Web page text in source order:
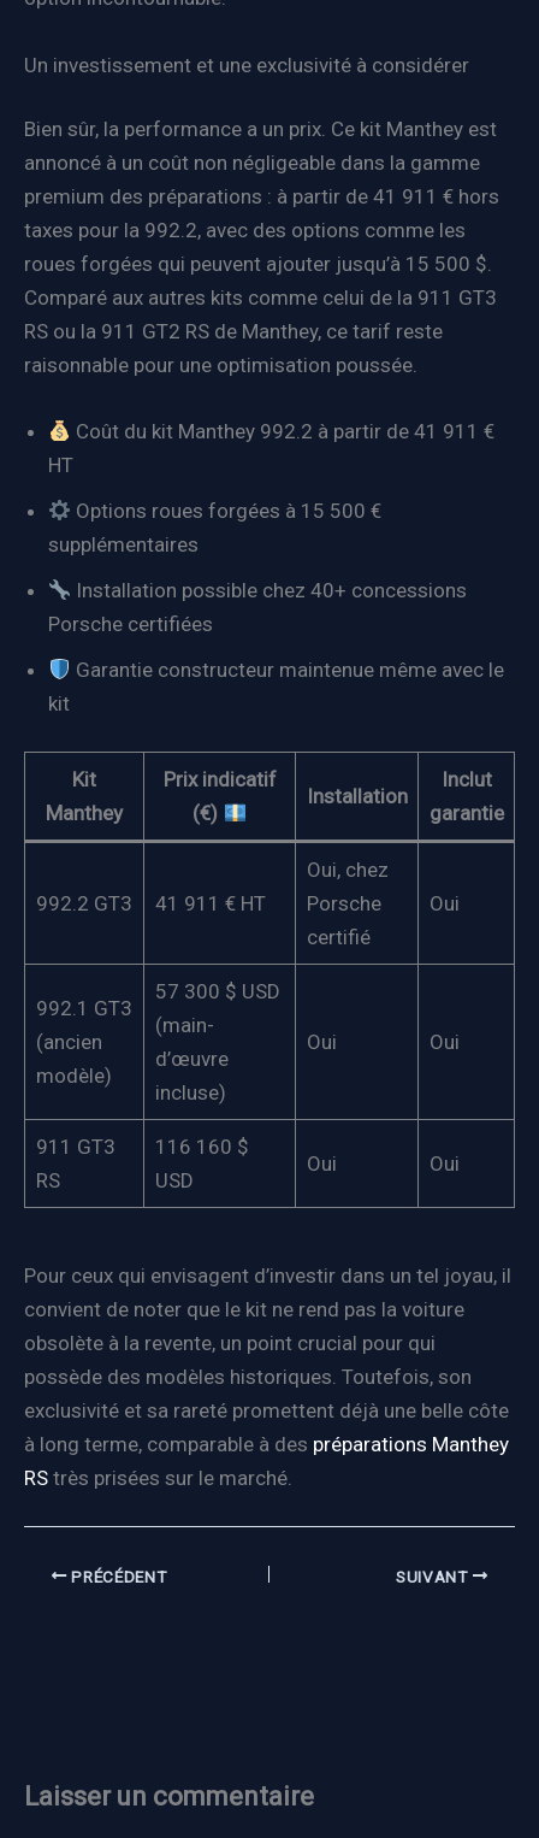
Un investissement et une exclusivité à considérer
Bien sûr, la performance a un prix. Ce kit Manthey est
annoncé à un coût non négligeable dans la gamme
premium des préparations : à partir de 41 911 € hors
taxes pour la 992.2, avec des options comme les
roues forgées qui peuvent ajouter jusqu’à 15 500 $.
Comparé aux autres kits comme celui de la 911 GT3
RS ou la 911 GT2 RS de Manthey, ce tarif reste
raisonnable pour une optimisation poussée.
Coût du kit Manthey 992.2 à partir de 41 911 €
HT
Options roues forgées à 15 500 €
supplémentaires
Installation possible chez 40+ concessions
Porsche certifiées
Garantie constructeur maintenue même avec le
kit
Kit
Manthey
Prix indicatif
(€)
Installation
Inclut
garantie
992.2 GT3 41 911 € HT
Oui, chez
Porsche
certifié
Oui
992.1 GT3
(ancien
modèle)
57 300 $ USD
(main-
d’œuvre
incluse)
Oui Oui
911 GT3
RS
116 160 $
USD
Oui Oui
Pour ceux qui envisagent d’investir dans un tel joyau, il
convient de noter que le kit ne rend pas la voiture
obsolète à la revente, un point crucial pour qui
possède des modèles historiques. Toutefois, son
exclusivité et sa rareté promettent déjà une belle côte
à long terme, comparable à des préparations Manthey
RS très prisées sur le marché.
PRÉCÉDENT SUIVANT
Laisser un commentaire